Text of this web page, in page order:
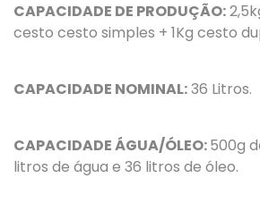
CAPACIDADE DE PRODUÇÃO:
cesto cesto simples + 1Kg cesto
CAPACIDADE NOMINAL:36 Litros.
CAPACIDADE ÁGUA/ÓLEO:500g
litros de água e 36 litros de óleo.